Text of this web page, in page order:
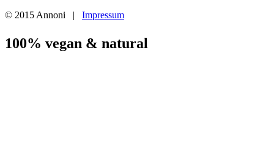
© 2015 Annoni Impressum
100% vegan & natural